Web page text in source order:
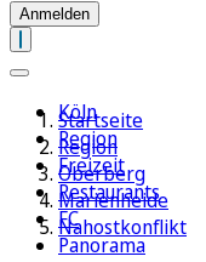
Anmelden
Köln
Region
Freizeit
Restaurants
FC
Panorama
Startseite
Region
Oberberg
Marienheide
Nahostkonflikt